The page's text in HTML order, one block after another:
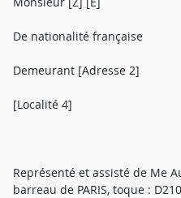
De nationalité française
Demeurant [Adresse 2]
[Localité 4]
Représenté et assisté de Me
barreau de PARIS, toque :